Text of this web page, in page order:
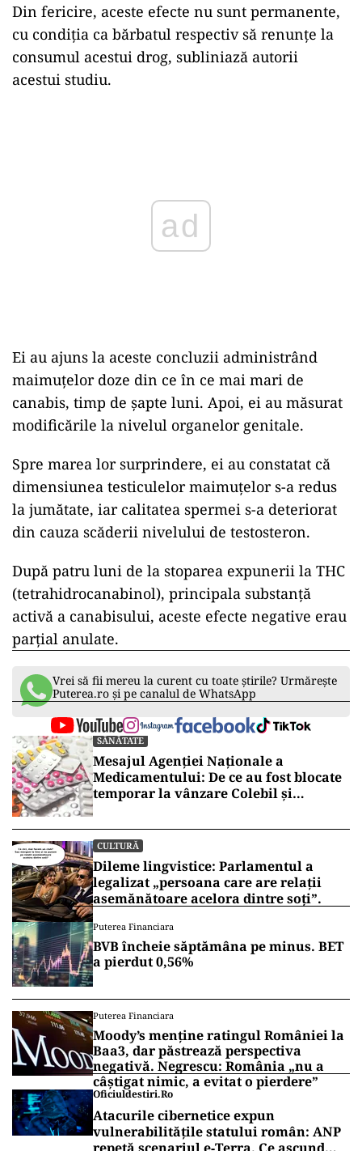
Din fericire, aceste efecte nu sunt permanente,
cu condiția ca bărbatul respectiv să renunțe la
consumul acestui drog, subliniază autorii
acestui studiu.
Ei au ajuns la aceste concluzii administrând
maimuțelor doze din ce în ce mai mari de
canabis, timp de șapte luni. Apoi, ei au măsurat
modificările la nivelul organelor genitale.
Spre marea lor surprindere, ei au constatat că
dimensiunea testiculelor maimuțelor s-a redus
la jumătate, iar calitatea spermei s-a deteriorat
din cauza scăderii nivelului de testosteron.
După patru luni de la stoparea expunerii la THC
(tetrahidrocanabinol), principala substanță
activă a canabisului, aceste efecte negative erau
parțial anulate.
Vrei să fii mereu la curent cu toate știrile? Urmărește
Puterea.ro și pe canalul de WhatsApp
SĂNĂTATE
Mesajul Agenției Naționale a
Medicamentului: De ce au fost blocate
temporar la vânzare Colebil și
CULTURĂ
Dileme lingvistice: Parlamentul a
legalizat „persoana care are relații
asemănătoare acelora dintre soți”.
Puterea Financiara
BVB încheie săptămâna pe minus. BET
a pierdut 0,56%
Puterea Financiara
Moody’s menține ratingul României la
Baa3, dar păstrează perspectiva
negativă. Negrescu: România „nu a
câștigat nimic, a evitat o pierdere”
Oficiuldestiri.ro
Atacurile cibernetice expun
vulnerabilitățile statului român: ANP